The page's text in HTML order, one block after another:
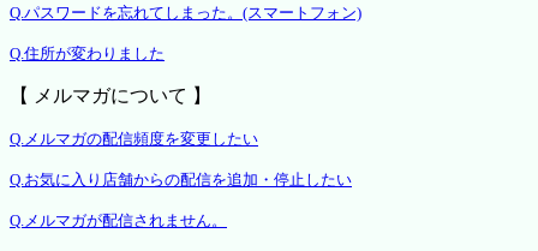
Q.パスワードを忘れてしまった。(スマートフォン)
Q.住所が変わりました
【 メルマガについて 】
Q.メルマガの配信頻度を変更したい
Q.お気に入り店舗からの配信を追加・停止したい
Q.メルマガが配信されません。